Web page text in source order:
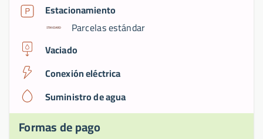
Estacionamiento
Parcelas estándar
Vaciado
Conexión eléctrica
Suministro de agua
Formas de pago